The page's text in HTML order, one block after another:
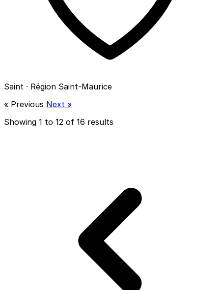
Saint · Région Saint-Maurice
« Previous Next »
Showing 1 to 12 of 16 results